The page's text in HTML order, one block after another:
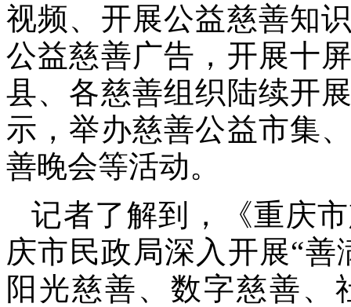
视频、开展公益慈善知
公益慈善广告，开展十
县、各慈善组织陆续开
示，举办慈善公益市集
善晚会等活动。
记者了解到，《重庆
庆市民政局深入开展“
阳光慈善、数字慈善、